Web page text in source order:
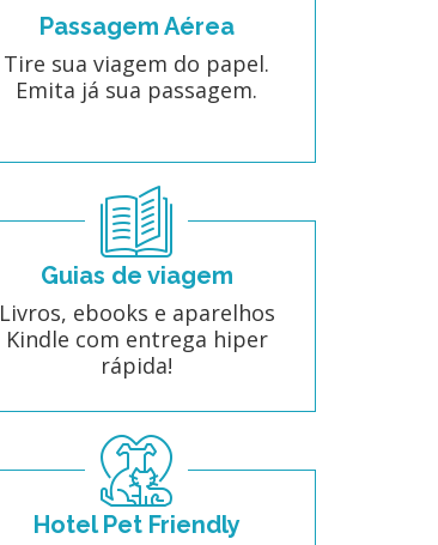
Passagem Aérea
Tire sua viagem do papel.
Emita já sua passagem.
Guias de viagem
Livros, ebooks e aparelhos
Kindle com entrega hiper
rápida!
Hotel Pet Friendly